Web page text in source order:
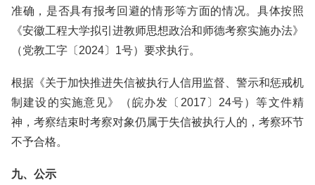
准确，是否具有报考回避的情形等方面的情况。具体按照
《安徽工程大学拟引进教师思想政治和师德考察实施办法》
（党教工字〔2024〕1号）要求执行。
根据《关于加快推进失信被执行人信用监督、警示和惩戒机
制建设的实施意见》（皖办发〔2017〕24号）等文件精
神，考察结束时考察对象仍属于失信被执行人的，考察环节
不予合格。
九、公示